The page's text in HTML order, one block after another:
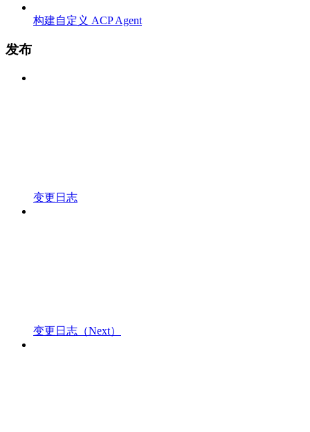
构建自定义 ACP Agent
发布
变更日志
变更日志（Next）